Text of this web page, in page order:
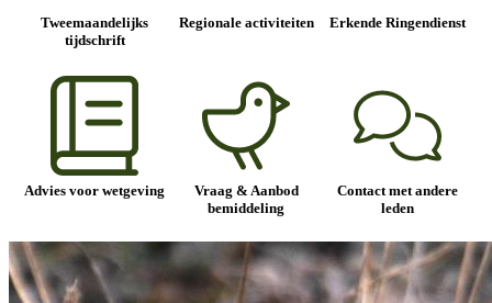
Tweemaandelijks
tijdschrift
Regionale activiteiten Erkende Ringendienst
Advies voor wetgeving
Vraag & Aanbod
bemiddeling
Contact met andere
leden